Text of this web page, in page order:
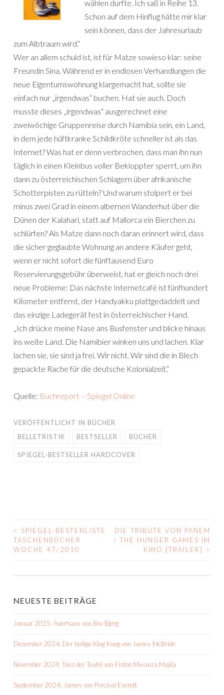
wählen durfte. Ich saß in Reihe 13.
Schon auf dem Hinflug hätte mir klar
sein können, dass der Jahresurlaub
zum Albtraum wird.“
Wer an allem schuld ist, ist für Matze sowieso klar: seine
Freundin Sina. Während er in endlosen Verhandlungen die
neue Eigentumswohnung klargemacht hat, sollte sie
einfach nur „irgendwas“ buchen. Hat sie auch. Doch
musste dieses „irgendwas“ ausgerechnet eine
zweiwöchige Gruppenreise durch Namibia sein, ein Land,
in dem jede hüftkranke Schildkröte schneller ist als das
Internet? Was hat er denn verbrochen, dass man ihn nun
täglich in einen Kleinbus voller Bekloppter sperrt, um ihn
dann zu österreichischen Schlagern über afrikanische
Schotterpisten zu rütteln? Und warum stolpert er bei
minus zwei Grad in einem albernen Wanderhut über die
Dünen der Kalahari, statt auf Mallorca ein Bierchen zu
schlürfen? Als Matze dann noch daran erinnert wird, dass
die sicher geglaubte Wohnung an andere Käufer geht,
wenn er nicht sofort die fünftausend Euro
Reservierungsgebühr überweist, hat er gleich noch drei
neue Probleme: Das nächste Internetcafé ist fünfhundert
Kilometer entfernt, der Handyakku plattgedaddelt und
das einzige Ladegerät fest in österreichischer Hand.
„Ich drücke meine Nase ans Busfenster und blicke hinaus
ins weite Land. Die Namibier winken uns und lachen. Klar
lachen sie, sie sind ja frei. Wir nicht. Wir sind die in Blech
gepackte Rache für die deutsche Kolonialzeit.“
Quelle: Buchreport – Spiegel Online
VERÖFFENTLICHT IN BÜCHER
BELLETRISTIK
BESTSELLER BÜCHER
SPIEGEL-BESTSELLER HARDCOVER
BEITRAGS-
NAVIGATION
<
SPIEGEL-BESTENLISTE
TASCHENBÜCHER
WOCHE 47/2010
DIE TRIBUTE VON PANEM
/ THE HUNGER GAMES IM
KINO [TRAILER]
>
NEUESTE BEITRÄGE
Januar 2025: Auerhaus von Bov Bjerg
Dezember 2024: Der heilige King Kong von James McBride
November 2024: Tanz der Teufel von Fiston Mwanza Mujila
September 2024: James von Percival Everett